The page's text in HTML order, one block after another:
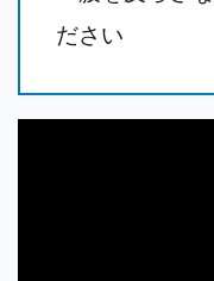
ださい